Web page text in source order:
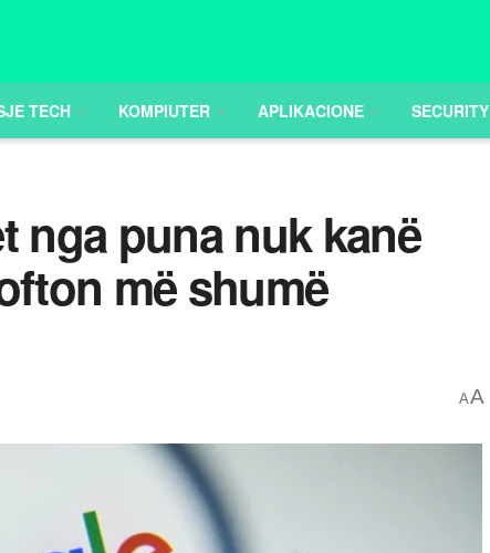
TECH KOMPIUTER APLIKACIONE SECURITY
nga puna nuk kanë
më shumë
AA